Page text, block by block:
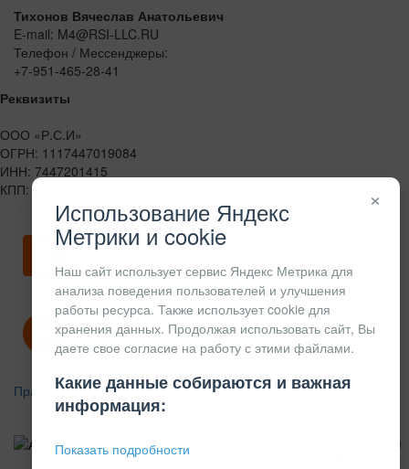
Тихонов Вячеслав Анатольевич
E-mail: M4@RSI-LLC.RU
Телефон / Мессенджеры:
+7-951-465-28-41
Реквизиты
ООО «Р.С.И»
ОГРН: 1117447019084
ИНН: 7447201415
КПП: 744701001
Скачать карточку предприятия
Политика конфиденциальности
Правила возврата
КОНСТРУКЦИОННЫЙ
×
Использование Яндекс
Метрики и cookie
Наш сайт использует сервис Яндекс Метрика для
анализа поведения пользователей и улучшения
работы ресурса. Также использует cookie для
хранения данных. Продолжая использовать сайт, Вы
даете свое согласие на работу с этими файлами.
Какие данные собираются и важная
информация:
Показать подробности